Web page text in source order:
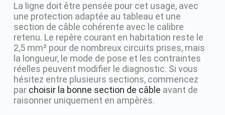
La ligne doit être pensée pour cet usage, avec
une protection adaptée au tableau et une
section de câble cohérente avec le calibre
retenu. Le repère courant en habitation reste le
2,5 mm² pour de nombreux circuits prises, mais
la longueur, le mode de pose et les contraintes
réelles peuvent modifier le diagnostic. Si vous
hésitez entre plusieurs sections, commencez
par choisir la bonne section de câble avant de
raisonner uniquement en ampères.